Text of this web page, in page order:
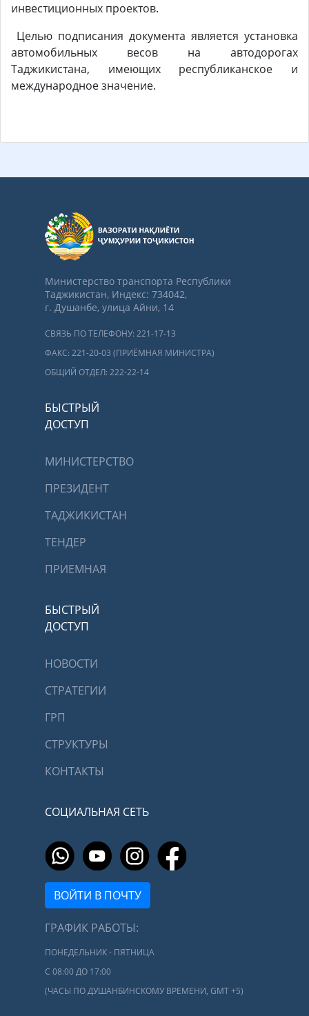
инвестиционных проектов.
Целью подписания документа является установка
автомобильных весов на автодорогах
Таджикистана, имеющих республиканское и
международное значение.
Министерство транспорта Республики
Таджикистан, Индекс: 734042,
г. Душанбе, улица Айни, 14
СВЯЗЬ ПО ТЕЛЕФОНУ: 221-17-13
ФАКС: 221-20-03 (ПРИЁМНАЯ МИНИСТРА)
ОБЩИЙ ОТДЕЛ: 222-22-14
БЫСТРЫЙ
ДОСТУП
МИНИСТЕРСТВО
ПРЕЗИДЕНТ
ТАДЖИКИСТАН
ТЕНДЕР
ПРИЕМНАЯ
БЫСТРЫЙ
ДОСТУП
НОВОСТИ
СТРАТЕГИИ
ГРП
СТРУКТУРЫ
КОНТАКТЫ
СОЦИАЛЬНАЯ СЕТЬ
ВОЙТИ В ПОЧТУ
ГРАФИК РАБОТЫ:
ПОНЕДЕЛЬНИК - ПЯТНИЦА
С 08:00 ДО 17:00
(ЧАСЫ ПО ДУШАНБИНСКОМУ ВРЕМЕНИ, GMT +5)